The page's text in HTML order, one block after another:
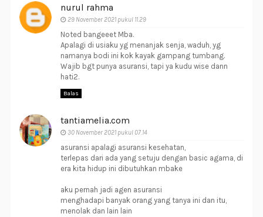
nurul rahma
29 November 2021 pukul 11.29
Noted bangeeet Mba.
Apalagi di usiaku yg menanjak senja, waduh, yg
namanya bodi ini kok kayak gampang tumbang.
Wajib bgt punya asuransi, tapi ya kudu wise dann
hati2.
Balas
tantiamelia.com
30 November 2021 pukul 07.14
asuransi apalagi asuransi kesehatan,
terlepas dari ada yang setuju dengan basic agama, di
era kita hidup ini dibutuhkan mbake
aku pernah jadi agen asuransi
menghadapi banyak orang yang tanya ini dan itu,
menolak dan lain lain